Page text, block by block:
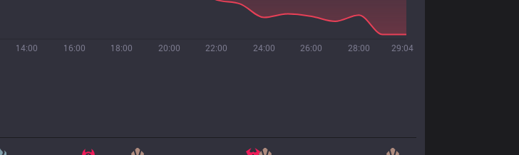
14:00 16:00 18:00 20:00 22:00 24:00 26:00 28:00 29:04